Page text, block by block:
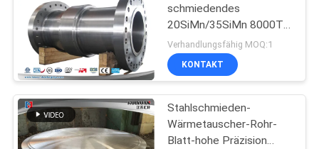
FABRIK-
AUSFLUG
QUALITÄTSKONTROLLE
SITEMAP
schmiedendes
20SiMn/35SiMn 8000T
öffnen sich sterben
Hydropress
Verhandlungsfähig MOQ:1
KONTAKT
Stahlschmieden-
Wärmetauscher-Rohr-
Blatt-hohe Präzision